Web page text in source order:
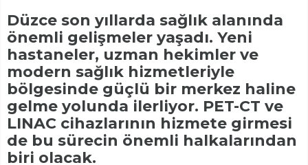
Düzce son yıllarda sağlık alanında
önemli gelişmeler yaşadı. Yeni
hastaneler, uzman hekimler ve
modern sağlık hizmetleriyle
bölgesinde güçlü bir merkez haline
gelme yolunda ilerliyor. PET-CT ve
LINAC cihazlarının hizmete girmesi
de bu sürecin önemli halkalarından
biri olacak.